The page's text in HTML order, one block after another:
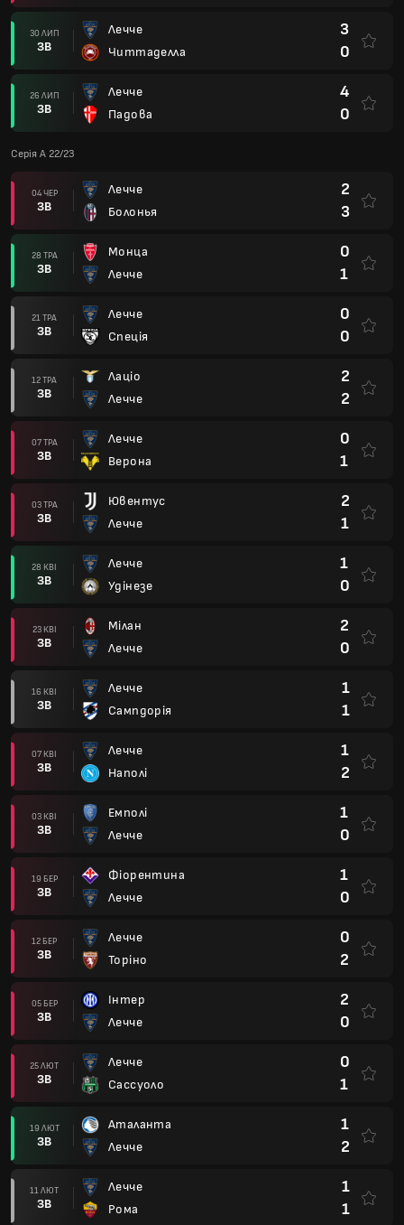
30 ЛИП
ЗВ
Лечче
Читтаделла
3
0
26 ЛИП
ЗВ
Лечче
Падова
4
0
Серія А 22/23
04 ЧЕР
ЗВ
Лечче
Болонья
2
3
28 ТРА
ЗВ
Монца
Лечче
0
1
21 ТРА
ЗВ
Лечче
Спеція
0
0
12 ТРА
ЗВ
Лаціо
Лечче
2
2
07 ТРА
ЗВ
Лечче
Верона
0
1
03 ТРА
ЗВ
Ювентус
Лечче
2
1
28 КВІ
ЗВ
Лечче
Удінезе
1
0
23 КВІ
ЗВ
Мілан
Лечче
2
0
16 КВІ
ЗВ
Лечче
Сампдорія
1
1
07 КВІ
ЗВ
Лечче
Наполі
1
2
03 КВІ
ЗВ
Емполі
Лечче
1
0
19 БЕР
ЗВ
Фіорентина
Лечче
1
0
12 БЕР
ЗВ
Лечче
Торіно
0
2
05 БЕР
ЗВ
Інтер
Лечче
2
0
25 ЛЮТ
ЗВ
Лечче
Сассуоло
0
1
19 ЛЮТ
ЗВ
Аталанта
Лечче
1
2
11 ЛЮТ
ЗВ
Лечче
Рома
1
1